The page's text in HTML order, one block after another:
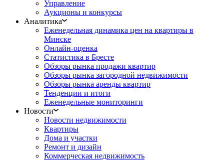
Управление
Аукционы и конкурсы
Аналитика
Еженедельная динамика цен на квартиры в
Минске
Онлайн-оценка
Статистика в Бресте
Обзоры рынка продажи квартир
Обзоры рынка загородной недвижимости
Обзоры рынка аренды квартир
Тенденции и итоги
Еженедельные мониторинги
Новости
Новости недвижимости
Квартиры
Дома и участки
Ремонт и дизайн
Коммерческая недвижимость